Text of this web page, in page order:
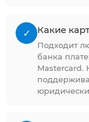
✓ Какие
Подходит
банка
Mastercard.